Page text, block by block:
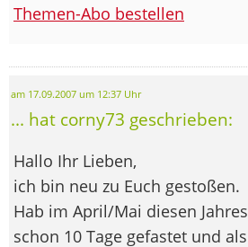
Themen-Abo bestellen
am 17.09.2007 um 12:37 Uhr
... hat corny73 geschrieben:
Hallo Ihr Lieben,
ich bin neu zu Euch gestoßen.
Hab im April/Mai diesen Jahres
schon 10 Tage gefastet und als